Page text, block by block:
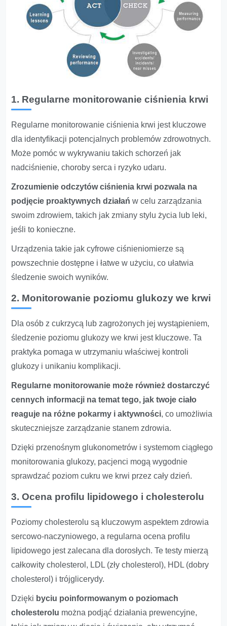
1. Regularne monitorowanie ciśnienia krwi
Regularne monitorowanie ciśnienia krwi jest kluczowe
dla identyfikacji potencjalnych problemów zdrowotnych.
Może pomóc w wykrywaniu takich schorzeń jak
nadciśnienie, choroby serca i ryzyko udaru.
Zrozumienie odczytów ciśnienia krwi pozwala na
podjęcie proaktywnych działań w celu zarządzania
swoim zdrowiem, takich jak zmiany stylu życia lub leki,
jeśli to konieczne.
Urządzenia takie jak cyfrowe ciśnieniomierze są
powszechnie dostępne i łatwe w użyciu, co ułatwia
śledzenie swoich wyników.
2. Monitorowanie poziomu glukozy we krwi
Dla osób z cukrzycą lub zagrożonych jej wystąpieniem,
śledzenie poziomu glukozy we krwi jest kluczowe. Ta
praktyka pomaga w utrzymaniu właściwej kontroli
glukozy i unikaniu komplikacji.
Regularne monitorowanie może również dostarczyć
cennych informacji na temat tego, jak twoje ciało
reaguje na różne pokarmy i aktywności, co umożliwia
skuteczniejsze zarządzanie stanem zdrowia.
Dzięki przenośnym glukonometrów i systemom ciągłego
monitorowania glukozy, pacjenci mogą wygodnie
sprawdzać poziom cukru we krwi przez cały dzień.
3. Ocena profilu lipidowego i cholesterolu
Poziomy cholesterolu są kluczowym aspektem zdrowia
sercowo-naczyniowego, a regularna ocena profilu
lipidowego jest zalecana dla dorosłych. Te testy mierzą
całkowity cholesterol, LDL (zły cholesterol), HDL (dobry
cholesterol) i trójglicerydy.
Dzięki byciu poinformowanym o poziomach
cholesterolu można podjąć działania prewencyjne,